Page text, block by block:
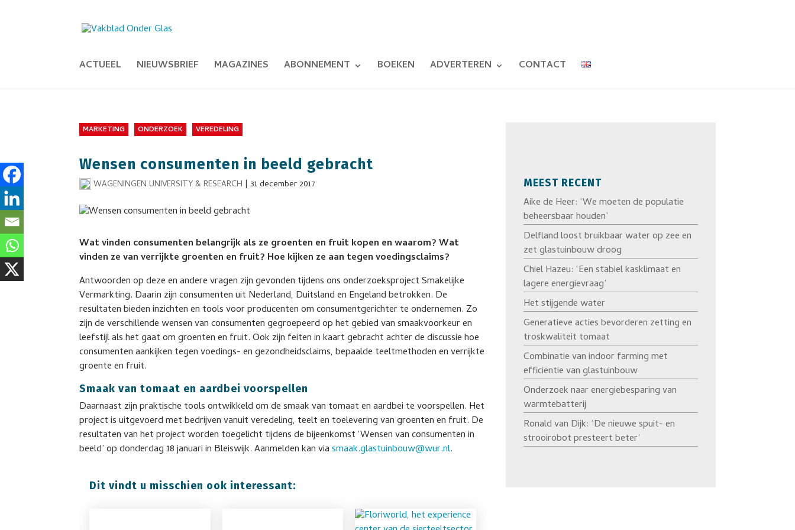
ACTUEEL NIEUWSBRIEF MAGAZINES ABONNEMENT BOEKEN ADVERTEREN CONTACT
MARKETING ONDERZOEK VEREDELING
Wensen consumenten in beeld gebracht
WAGENINGEN UNIVERSITY & RESEARCH |31 december 2017
Wat vinden consumenten belangrijk als ze groenten en fruit kopen en waarom? Wat
vinden ze van verrijkte groenten en fruit? Hoe kijken ze aan tegen voedingsclaims?
Antwoorden op deze en andere vragen zijn gevonden tijdens ons onderzoeksproject Smakelijke
Vermarkting. Daarin zijn consumenten uit Nederland, Duitsland en Engeland betrokken. De
resultaten bieden inzichten en tools voor producenten om consumentgerichter te ondernemen. Zo
zijn de verschillende wensen van consumenten gegroepeerd op het gebied van smaakvoorkeur en
leefstijl als het gaat om groenten en fruit. Ook zijn feiten in kaart gebracht achter de discussie hoe
consumenten aankijken tegen voedings- en gezondheidsclaims, bepaalde teeltmethoden en verrijkte
groente en fruit.
Smaak van tomaat en aardbei voorspellen
Daarnaast zijn praktische tools ontwikkeld om de smaak van tomaat en aardbei te voorspellen. Het
project is uitgevoerd met bedrijven vanuit veredeling, teelt en toelevering van groenten en fruit. De
resultaten van het project worden toegelicht tijdens de bijeenkomst ‘Wensen van consumenten in
beeld’ op donderdag 18 januari in Bleiswijk. Aanmelden kan viasmaak.glastuinbouw@wur.nl.
Dit vindt u misschien ook interessant:
MEEST RECENT
Aike de Heer: ‘We moeten de populatie
beheersbaar houden’
Delfland loost bruikbaar water op zee en
zet glastuinbouw droog
Chiel Hazeu: ‘Een stabiel kasklimaat en
lagere energievraag’
Het stijgende water
Generatieve acties bevorderen zetting en
troskwaliteit tomaat
Combinatie van indoor farming met
efficiëntie van glastuinbouw
Onderzoek naar energiebesparing van
warmtebatterij
Ronald van Dijk: ‘De nieuwe spuit- en
strooirobot presteert beter’